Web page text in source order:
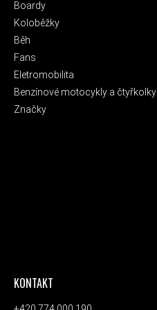
Boardy
Koloběžky
Běh
Fans
Eletromobilita
Benzínové motocykly a čtyřkolky
Značky
KONTAKT